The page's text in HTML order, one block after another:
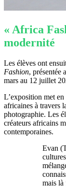
« Africa
modernité
Les élèves ont
Fashion, présentée
mars au 12 juillet
L’exposition met
africaines à travers
photographie. Les
créateurs africains
contemporaines.
Evan
mais là